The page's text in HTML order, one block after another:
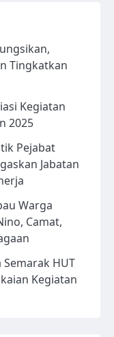
Tingkatkan
Kegiatan
2025
Pejabat
Jabatan
Warga
Camat,
HUT
Kegiatan